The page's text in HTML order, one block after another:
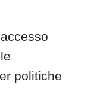
politiche